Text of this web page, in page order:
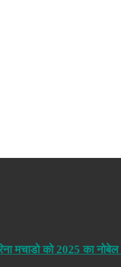
मचाडो को 2025 का